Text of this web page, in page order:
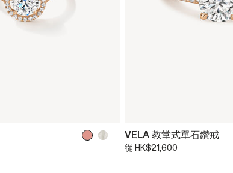
VELA 教堂式單石鑽戒
從 HK$21,600